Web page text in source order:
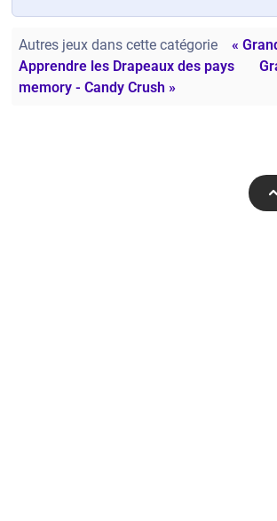
Autres jeux dans cette catégorie
«
Apprendre les Drapeaux des pays
memory - Candy Crush »